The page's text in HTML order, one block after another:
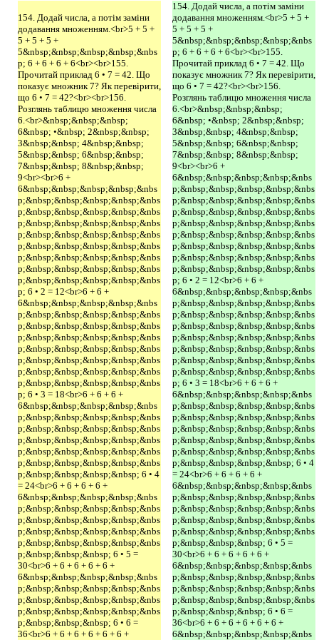
154. Додай числа, а потім заміни
додавання множенням.<br>5 + 5 +
5 + 5 + 5 +
5&nbsp;&nbsp;&nbsp;&nbsp;&nbs
p; 6 + 6 + 6 + 6<br><br>155.
Прочитай приклад 6 • 7 = 42. Що
показує множник 7? Як перевірити,
що 6 • 7 = 42?<br><br>156.
Розглянь таблицю множення числа
6.<br>&nbsp;&nbsp;&nbsp;
6&nbsp; •&nbsp; 2&nbsp;&nbsp;
3&nbsp;&nbsp; 4&nbsp;&nbsp;
5&nbsp;&nbsp; 6&nbsp;&nbsp;
7&nbsp;&nbsp; 8&nbsp;&nbsp;
9<br><br>6 +
6&nbsp;&nbsp;&nbsp;&nbsp;&nbs
p;&nbsp;&nbsp;&nbsp;&nbsp;&nbs
p;&nbsp;&nbsp;&nbsp;&nbsp;&nbs
p;&nbsp;&nbsp;&nbsp;&nbsp;&nbs
p;&nbsp;&nbsp;&nbsp;&nbsp;&nbs
p;&nbsp;&nbsp;&nbsp;&nbsp;&nbs
p;&nbsp;&nbsp;&nbsp;&nbsp;&nbs
p;&nbsp;&nbsp;&nbsp;&nbsp;&nbs
p;&nbsp;&nbsp;&nbsp;&nbsp;&nbs
p; 6 • 2 = 12<br>6 + 6 +
6&nbsp;&nbsp;&nbsp;&nbsp;&nbs
p;&nbsp;&nbsp;&nbsp;&nbsp;&nbs
p;&nbsp;&nbsp;&nbsp;&nbsp;&nbs
p;&nbsp;&nbsp;&nbsp;&nbsp;&nbs
p;&nbsp;&nbsp;&nbsp;&nbsp;&nbs
p;&nbsp;&nbsp;&nbsp;&nbsp;&nbs
p;&nbsp;&nbsp;&nbsp;&nbsp;&nbs
p;&nbsp;&nbsp;&nbsp;&nbsp;&nbs
p; 6 • 3 = 18<br>6 + 6 + 6 +
6&nbsp;&nbsp;&nbsp;&nbsp;&nbs
p;&nbsp;&nbsp;&nbsp;&nbsp;&nbs
p;&nbsp;&nbsp;&nbsp;&nbsp;&nbs
p;&nbsp;&nbsp;&nbsp;&nbsp;&nbs
p;&nbsp;&nbsp;&nbsp;&nbsp;&nbs
p;&nbsp;&nbsp;&nbsp;&nbsp;&nbs
p;&nbsp;&nbsp;&nbsp;&nbsp; 6 • 4
= 24<br>6 + 6 + 6 + 6 +
6&nbsp;&nbsp;&nbsp;&nbsp;&nbs
p;&nbsp;&nbsp;&nbsp;&nbsp;&nbs
p;&nbsp;&nbsp;&nbsp;&nbsp;&nbs
p;&nbsp;&nbsp;&nbsp;&nbsp;&nbs
p;&nbsp;&nbsp;&nbsp;&nbsp;&nbs
p;&nbsp;&nbsp;&nbsp; 6 • 5 =
30<br>6 + 6 + 6 + 6 + 6 +
6&nbsp;&nbsp;&nbsp;&nbsp;&nbs
p;&nbsp;&nbsp;&nbsp;&nbsp;&nbs
p;&nbsp;&nbsp;&nbsp;&nbsp;&nbs
p;&nbsp;&nbsp;&nbsp;&nbsp;&nbs
p;&nbsp;&nbsp;&nbsp; 6 • 6 =
36<br>6 + 6 + 6 + 6 + 6 + 6 +
154. Додай числа, а потім заміни
додавання множенням.<br>5 + 5 +
5 + 5 + 5 +
5&nbsp;&nbsp;&nbsp;&nbsp;&nbs
p; 6 + 6 + 6 + 6<br><br>155.
Прочитай приклад 6 • 7 = 42. Що
показує множник 7? Як перевірити,
що 6 • 7 = 42?<br><br>156.
Розглянь таблицю множення числа
6.<br>&nbsp;&nbsp;&nbsp;
6&nbsp; •&nbsp; 2&nbsp;&nbsp;
3&nbsp;&nbsp; 4&nbsp;&nbsp;
5&nbsp;&nbsp; 6&nbsp;&nbsp;
7&nbsp;&nbsp; 8&nbsp;&nbsp;
9<br><br>6 +
6&nbsp;&nbsp;&nbsp;&nbsp;&nbs
p;&nbsp;&nbsp;&nbsp;&nbsp;&nbs
p;&nbsp;&nbsp;&nbsp;&nbsp;&nbs
p;&nbsp;&nbsp;&nbsp;&nbsp;&nbs
p;&nbsp;&nbsp;&nbsp;&nbsp;&nbs
p;&nbsp;&nbsp;&nbsp;&nbsp;&nbs
p;&nbsp;&nbsp;&nbsp;&nbsp;&nbs
p;&nbsp;&nbsp;&nbsp;&nbsp;&nbs
p;&nbsp;&nbsp;&nbsp;&nbsp;&nbs
p; 6 • 2 = 12<br>6 + 6 +
6&nbsp;&nbsp;&nbsp;&nbsp;&nbs
p;&nbsp;&nbsp;&nbsp;&nbsp;&nbs
p;&nbsp;&nbsp;&nbsp;&nbsp;&nbs
p;&nbsp;&nbsp;&nbsp;&nbsp;&nbs
p;&nbsp;&nbsp;&nbsp;&nbsp;&nbs
p;&nbsp;&nbsp;&nbsp;&nbsp;&nbs
p;&nbsp;&nbsp;&nbsp;&nbsp;&nbs
p;&nbsp;&nbsp;&nbsp;&nbsp;&nbs
p; 6 • 3 = 18<br>6 + 6 + 6 +
6&nbsp;&nbsp;&nbsp;&nbsp;&nbs
p;&nbsp;&nbsp;&nbsp;&nbsp;&nbs
p;&nbsp;&nbsp;&nbsp;&nbsp;&nbs
p;&nbsp;&nbsp;&nbsp;&nbsp;&nbs
p;&nbsp;&nbsp;&nbsp;&nbsp;&nbs
p;&nbsp;&nbsp;&nbsp;&nbsp;&nbs
p;&nbsp;&nbsp;&nbsp;&nbsp; 6 • 4
= 24<br>6 + 6 + 6 + 6 +
6&nbsp;&nbsp;&nbsp;&nbsp;&nbs
p;&nbsp;&nbsp;&nbsp;&nbsp;&nbs
p;&nbsp;&nbsp;&nbsp;&nbsp;&nbs
p;&nbsp;&nbsp;&nbsp;&nbsp;&nbs
p;&nbsp;&nbsp;&nbsp;&nbsp;&nbs
p;&nbsp;&nbsp;&nbsp; 6 • 5 =
30<br>6 + 6 + 6 + 6 + 6 +
6&nbsp;&nbsp;&nbsp;&nbsp;&nbs
p;&nbsp;&nbsp;&nbsp;&nbsp;&nbs
p;&nbsp;&nbsp;&nbsp;&nbsp;&nbs
p;&nbsp;&nbsp;&nbsp;&nbsp;&nbs
p;&nbsp;&nbsp;&nbsp; 6 • 6 =
36<br>6 + 6 + 6 + 6 + 6 + 6 +
6&nbsp;&nbsp;&nbsp;&nbsp;&nbs